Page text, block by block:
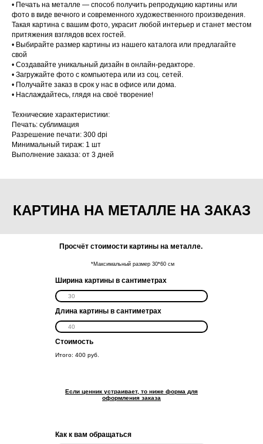
• Печать на металле — способ получить репродукцию картины или
фото в виде вечного и современного художественного произведения.
Такая картина с вашим фото, украсит любой интерьер и станет местом
притяжения взглядов всех гостей.
• Выбирайте размер картины из нашего каталога или предлагайте
свой
• Создавайте уникальный дизайн в онлайн-редакторе.
• Загружайте фото с компьютера или из соц. сетей.
• Получайте заказ в срок у нас в офисе или дома.
• Наслаждайтесь, глядя на своё творение!
Технические характеристики:
Печать: сублимация
Разрешение печати: 300 dpi
Минимальный тираж: 1 шт
Выполнение заказа: от 3 дней
КАРТИНА НА МЕТАЛЛЕ НА ЗАКАЗ
Ширина картины в сантиметрах
Длина картины в сантиметрах
Стоимость
Итого: 400 руб.
Если ценник устраивает, то ниже форма для
оформления заказа
Как к вам обращаться
Просчёт стоимости картины на металле.
*Максимальный размер 30*60 см